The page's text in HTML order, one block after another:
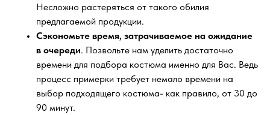
Несложно растеряться от такого обилия
предлагаемой продукции.
Сэкономьте время, затрачиваемое на ожидание
в очереди. Позвольте нам уделить достаточно
времени для подбора костюма именно для Вас. Ведь
процесс примерки требует немало времени на
выбор подходящего костюма- как правило, от 30 до
90 минут.